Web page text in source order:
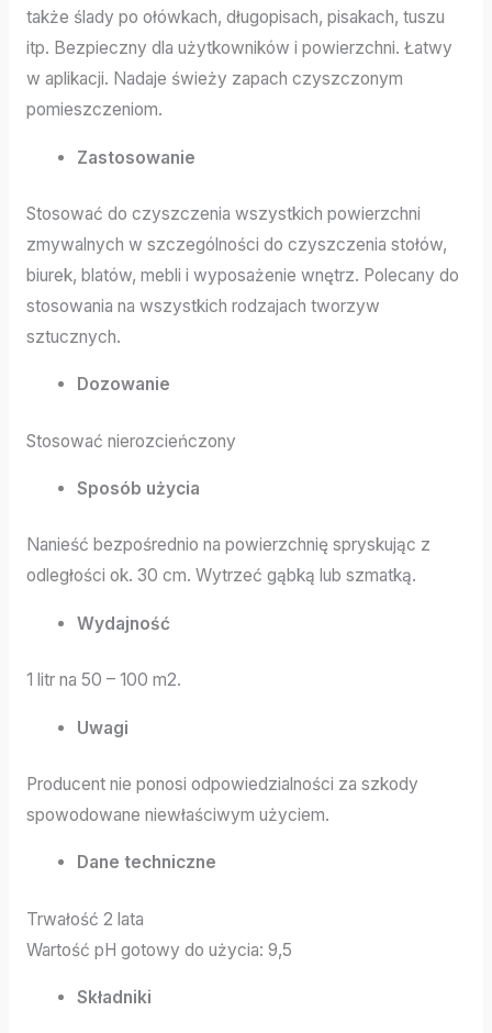
także ślady po ołówkach, długopisach, pisakach, tuszu
itp. Bezpieczny dla użytkowników i powierzchni. Łatwy
w aplikacji. Nadaje świeży zapach czyszczonym
pomieszczeniom.
Zastosowanie
Stosować do czyszczenia wszystkich powierzchni
zmywalnych w szczególności do czyszczenia stołów,
biurek, blatów, mebli i wyposażenie wnętrz. Polecany do
stosowania na wszystkich rodzajach tworzyw
sztucznych.
Dozowanie
Stosować nierozcieńczony
Sposób użycia
Nanieść bezpośrednio na powierzchnię spryskując z
odległości ok. 30 cm. Wytrzeć gąbką lub szmatką.
Wydajność
1 litr na 50 – 100 m2.
Uwagi
Producent nie ponosi odpowiedzialności za szkody
spowodowane niewłaściwym użyciem.
Dane techniczne
Trwałość 2 lata
Wartość pH gotowy do użycia: 9,5
Składniki